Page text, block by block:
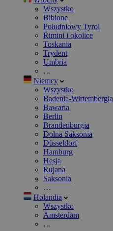
Wszystko
Bibione
Południowy Tyrol
Rimini i okolice
Toskania
Trydent
Umbria
…
Niemcy
Wszystko
Badenia-Wirtembergia
Bawaria
Berlin
Brandenburgia
Dolna Saksonia
Düsseldorf
Hamburg
Hesja
Rujana
Saksonia
…
Holandia
Wszystko
Amsterdam
…